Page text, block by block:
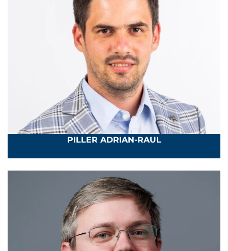
PILLER ADRIAN-RAUL